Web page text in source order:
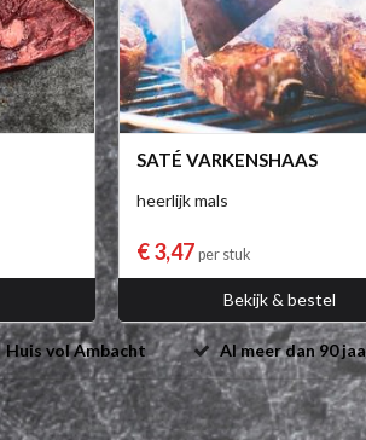
SATÉ VARKENSHAAS
heerlijk mals
€ 3,47 per stuk
Bekijk & bestel
Huis vol Ambacht Al meer dan 90